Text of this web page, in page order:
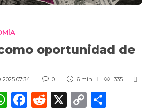
oportunidad de
2025 07:34 0 6 min 335
W F R X C